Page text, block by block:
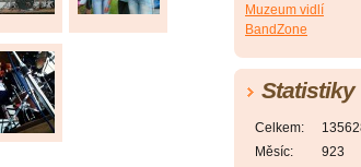
Muzeum vidlí
BandZone
Statistiky
Celkem:
Měsíc:
923